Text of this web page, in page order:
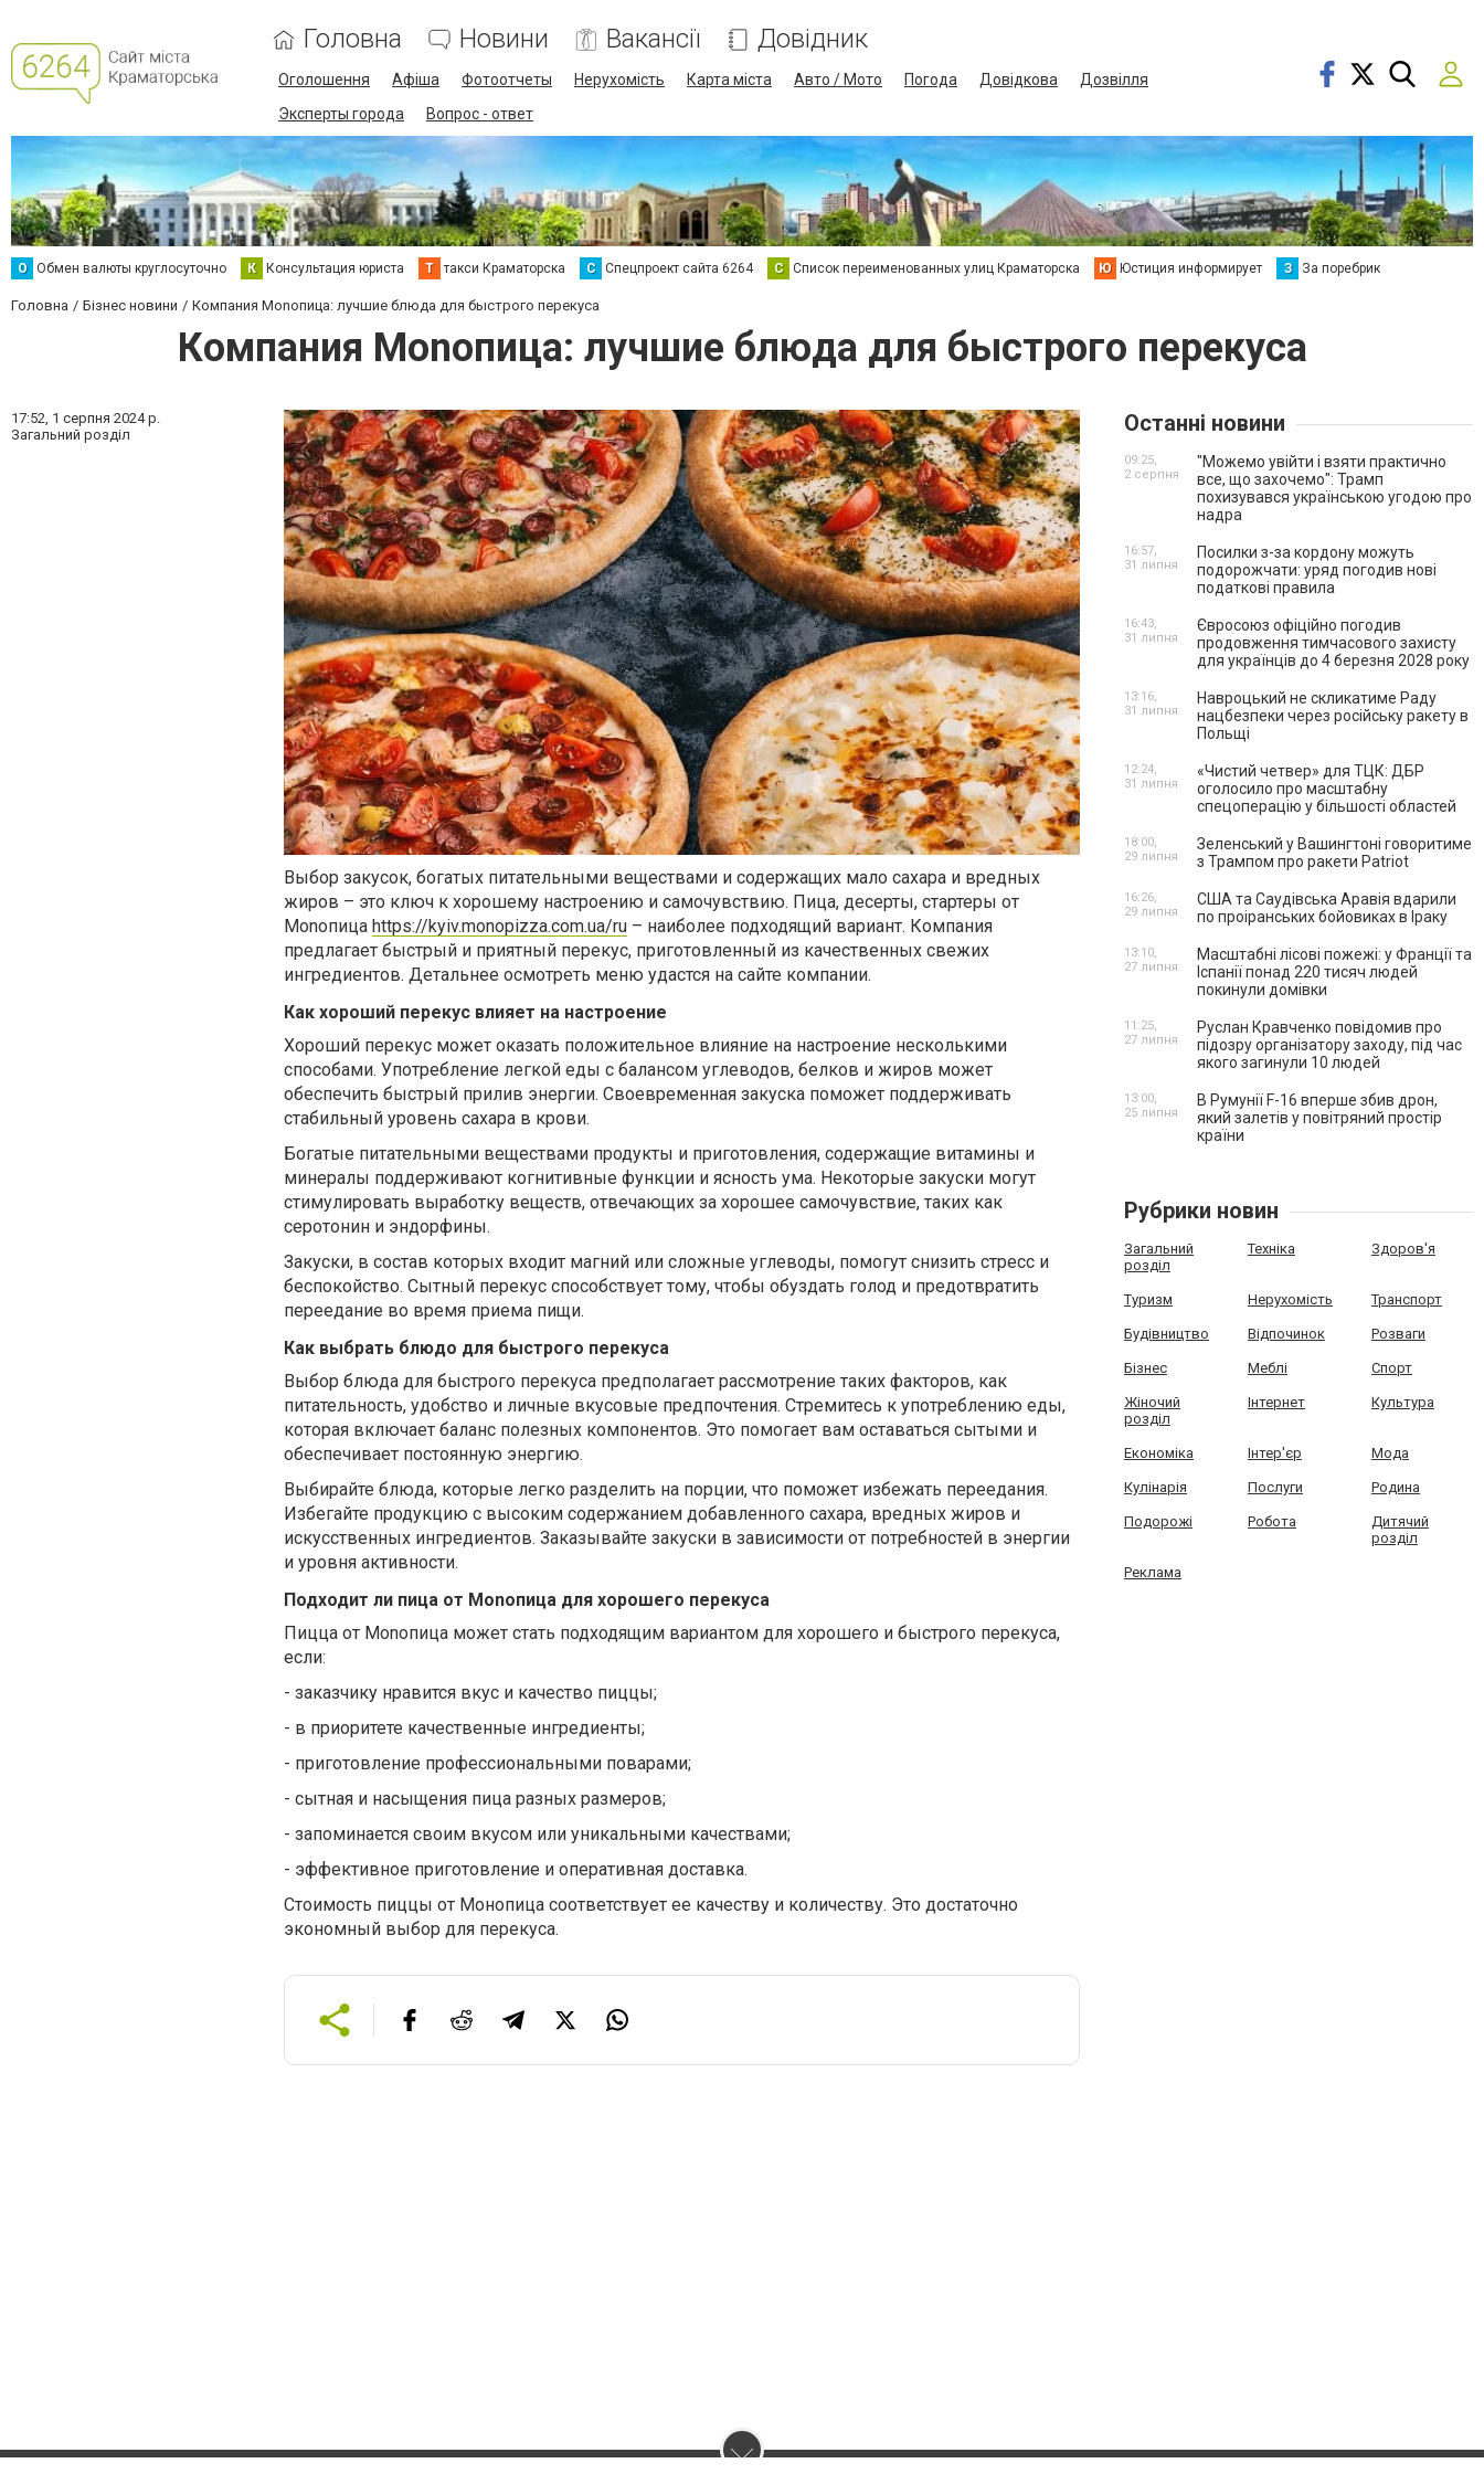
Головна Новини Вакансії Довідник
Оголошення Афіша Фотоотчеты Нерухомість Карта міста Авто / Мото Погода Довідкова
Дозвілля
Эксперты города
Вопрос - ответ
О Обмен валюты круглосуточно К Консультация юриста Т такси Краматорска С Спецпроект сайта 6264 С Список переименованных улиц Краматорска Ю Юстиция информирует З За поребрик
Головна Бізнес новини Компания Monoпица: лучшие блюда для быстрого перекуса
Компания Monoпица: лучшие блюда для быстрого перекуса
17:52, 1 серпня 2024 р.
Загальний розділ
Выбор закусок, богатых питательными веществами и содержащих мало сахара и вредных
жиров – это ключ к хорошему настроению и самочувствию. Пица, десерты, стартеры от
Monoпица https://kyiv.monopizza.com.ua/ru – наиболее подходящий вариант. Компания
предлагает быстрый и приятный перекус, приготовленный из качественных свежих
ингредиентов. Детальнее осмотреть меню удастся на сайте компании.
Как хороший перекус влияет на настроение
Хороший перекус может оказать положительное влияние на настроение несколькими
способами. Употребление легкой еды с балансом углеводов, белков и жиров может
обеспечить быстрый прилив энергии. Своевременная закуска поможет поддерживать
стабильный уровень сахара в крови.
Богатые питательными веществами продукты и приготовления, содержащие витамины и
минералы поддерживают когнитивные функции и ясность ума. Некоторые закуски могут
стимулировать выработку веществ, отвечающих за хорошее самочувствие, таких как
серотонин и эндорфины.
Закуски, в состав которых входит магний или сложные углеводы, помогут снизить стресс и
беспокойство. Сытный перекус способствует тому, чтобы обуздать голод и предотвратить
переедание во время приема пищи.
Как выбрать блюдо для быстрого перекуса
Выбор блюда для быстрого перекуса предполагает рассмотрение таких факторов, как
питательность, удобство и личные вкусовые предпочтения. Стремитесь к употреблению еды,
которая включает баланс полезных компонентов. Это помогает вам оставаться сытыми и
обеспечивает постоянную энергию.
Выбирайте блюда, которые легко разделить на порции, что поможет избежать переедания.
Избегайте продукцию с высоким содержанием добавленного сахара, вредных жиров и
искусственных ингредиентов. Заказывайте закуски в зависимости от потребностей в энергии
и уровня активности.
Подходит ли пица от Monoпица для хорошего перекуса
Пицца от Monoпица может стать подходящим вариантом для хорошего и быстрого перекуса,
если:
- заказчику нравится вкус и качество пиццы;
- в приоритете качественные ингредиенты;
- приготовление профессиональными поварами;
- сытная и насыщения пица разных размеров;
- запоминается своим вкусом или уникальными качествами;
- эффективное приготовление и оперативная доставка.
Стоимость пиццы от Монопица соответствует ее качеству и количеству. Это достаточно
экономный выбор для перекуса.
Останні новини
"Можемо увійти і взяти практично
все, що захочемо": Трамп
похизувався українською угодою про
надра
09:25,
2 серпня
Посилки з-за кордону можуть
подорожчати: уряд погодив нові
податкові правила
16:57,
31 липня
Євросоюз офіційно погодив
продовження тимчасового захисту
для українців до 4 березня 2028 року
16:43,
31 липня
Навроцький не скликатиме Раду
нацбезпеки через російську ракету в
Польщі
13:16,
31 липня
«Чистий четвер» для ТЦК: ДБР
оголосило про масштабну
спецоперацію у більшості областей
12:24,
31 липня
Зеленський у Вашингтоні говоритиме
з Трампом про ракети Patriot
18:00,
29 липня
США та Саудівська Аравія вдарили
по проіранських бойовиках в Іраку
16:26,
29 липня
Масштабні лісові пожежі: у Франції та
Іспанії понад 220 тисяч людей
покинули домівки
13:10,
27 липня
Руслан Кравченко повідомив про
підозру організатору заходу, під час
якого загинули 10 людей
11:25,
27 липня
В Румунії F-16 вперше збив дрон,
який залетів у повітряний простір
країни
13:00,
25 липня
Рубрики новин
Загальний
розділ
Техніка Здоров'я
Туризм Нерухомість Транспорт
Будівництво Відпочинок Розваги
Бізнес Меблі Спорт
Жіночий
розділ
Інтернет Культура
Економіка Інтер'єр Мода
Кулінарія Послуги Родина
Подорожі Робота
Дитячий
розділ
Реклама